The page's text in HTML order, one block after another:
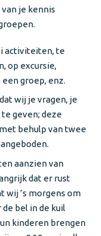
je kennis
activiteiten, te
op excursie,
groep, enz.
wij je vragen, je
geven; deze
behulp van twee
aanzien van
dat er rust
wij ’s morgens om
de bel in de kuil
kinderen brengen